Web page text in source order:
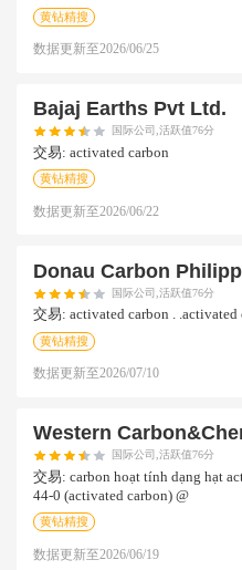
黄钻精搜
数据更新至2026/06/25
Bajaj Earths Pvt Ltd.
国际公司,活跃值76分
交易: activated carbon
黄钻精搜
数据更新至2026/06/22
Donau Carbon
国际公司,活跃值76分
交易: activated carbon . .activated
黄钻精搜
数据更新至2026/07/10
Western
国际公司,活跃值76分
交易: carbon hoạt tính dạng hạt
44-0 (activated carbon) @
黄钻精搜
数据更新至2026/06/19